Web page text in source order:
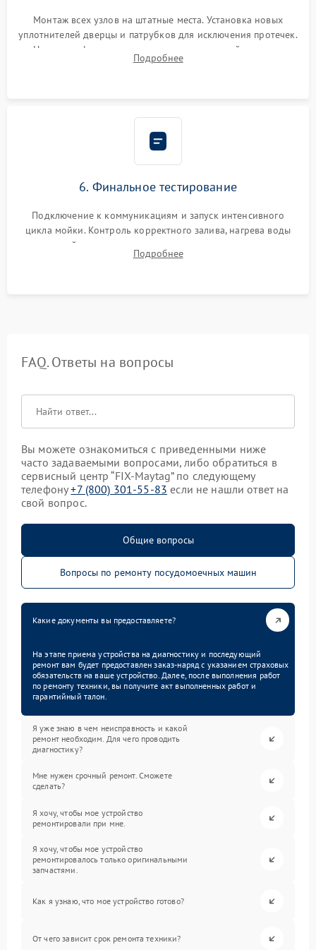
Монтаж всех узлов на штатные места. Установка новых
уплотнителей дверцы и патрубков для исключения протечек.
Надежная фиксация хомутов гидравлической системы,
сборка корпуса и установка датчика поплавка.
Подробнее
6. Финальное тестирование
Подключение к коммуникациям и запуск интенсивного
цикла мойки. Контроль корректного залива, нагрева воды
до нужной температуры, отсутствия посторонних шумов,
штатного слива и абсолютной сухости в поддоне.
Подробнее
FAQ. Ответы на вопросы
Вы можете ознакомиться с приведенными ниже
часто задаваемыми вопросами, либо обратиться в
сервисный центр “FIX-Maytag” по следующему
телефону+7 (800) 301-55-83 если не нашли ответ на
свой вопрос.
Общие вопросы
Вопросы по ремонту посудомоечных машин
Какие документы вы предоставляете?
На этапе приема устройства на диагностику и последующий
ремонт вам будет предоставлен заказ-наряд с указанием страховых
обязательств на ваше устройство. Далее, после выполнения работ
по ремонту техники, вы получите акт выполненных работ и
гарантийный талон.
Я уже знаю в чем неисправность и какой
ремонт необходим. Для чего проводить
диагностику?
Мне нужен срочный ремонт. Сможете
сделать?
Я хочу, чтобы мое устройство
ремонтировали при мне.
Я хочу, чтобы мое устройство
ремонтировалось только оригинальными
запчастями.
Как я узнаю, что мое устройство готово?
От чего зависит срок ремонта техники?